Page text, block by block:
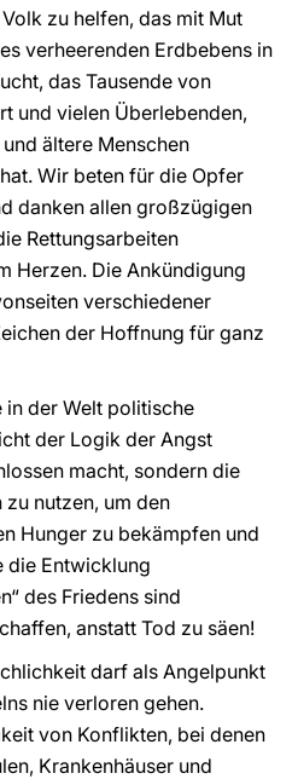
zu helfen, das mit Mut
verheerenden Erdbebens in
das Tausende von
und vielen Überlebenden,
ältere Menschen
Wir beten für die Opfer
danken allen großzügigen
Rettungsarbeiten
Herzen. Die Ankündigung
verschiedener
der Hoffnung für ganz
in der Welt politische
der Logik der Angst
macht, sondern die
nutzen, um den
Hunger zu bekämpfen und
die Entwicklung
des Friedens sind
anstatt Tod zu säen!
darf als Angelpunkt
nie verloren gehen.
von Konflikten, bei denen
Krankenhäuser und